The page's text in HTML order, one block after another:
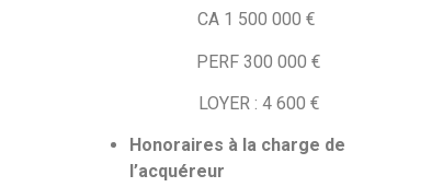
CA 1 500 000 €
PERF 300 000 €
LOYER : 4 600 €
Honoraires à la charge de
l’acquéreur